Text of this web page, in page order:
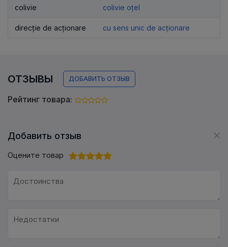
colivie colivie oțel
direcție de acționare cu sens unic de acționare
ОТЗЫВЫ ДОБАВИТЬ ОТЗЫВ
Рейтинг товара:
Добавить отзыв
Оцените товар